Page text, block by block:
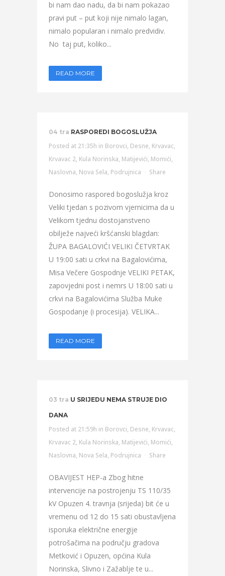
bi nam dao nadu, da bi nam pokazao
pravi put – put koji nije nimalo lagan,
nimalo popularan i nimalo predvidiv.
No taj put, koliko...
READ MORE
04 tra RASPOREDI BOGOSLUŽJA
Posted at 21:35h in Borovci, Desne, Krvavac,
Krvavac 2, Kula Norinska, Matijevići, Momići,
Naslovna, Nova Sela, Podrujnica Share
Donosimo raspored bogoslužja kroz
Veliki tjedan s pozivom vjernicima da u
Velikom tjednu dostojanstveno
obilježe najveći kršćanski blagdan:
ŽUPA BAGALOVIĆI VELIKI ČETVRTAK
U 19:00 sati u crkvi na Bagalovićima,
Misa Večere Gospodnje VELIKI PETAK,
zapovjedni post i nemrs U 18:00 sati u
crkvi na Bagalovićima Služba Muke
Gospodanje (i procesija). VELIKA...
READ MORE
03 tra U SRIJEDU NEMA STRUJE DIO
DANA
Posted at 21:59h in Borovci, Desne, Krvavac,
Krvavac 2, Kula Norinska, Matijevići, Momići,
Naslovna, Nova Sela, Podrujnica Share
OBAVIJEST HEP-a Zbog hitne
intervencije na postrojenju TS 110/35
kV Opuzen 4. travnja (srijeda) bit će u
vremenu od 12 do 15 sati obustavljena
isporuka električne energije
potrošačima na području gradova
Metković i Opuzen, općina Kula
Norinska, Slivno i Zažablje te u...